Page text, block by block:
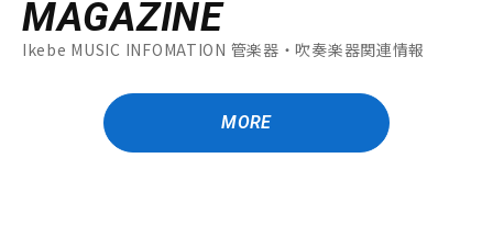
MAGAZINE
Ikebe MUSIC INFOMATION 管楽器・吹奏楽器関連情報
MORE